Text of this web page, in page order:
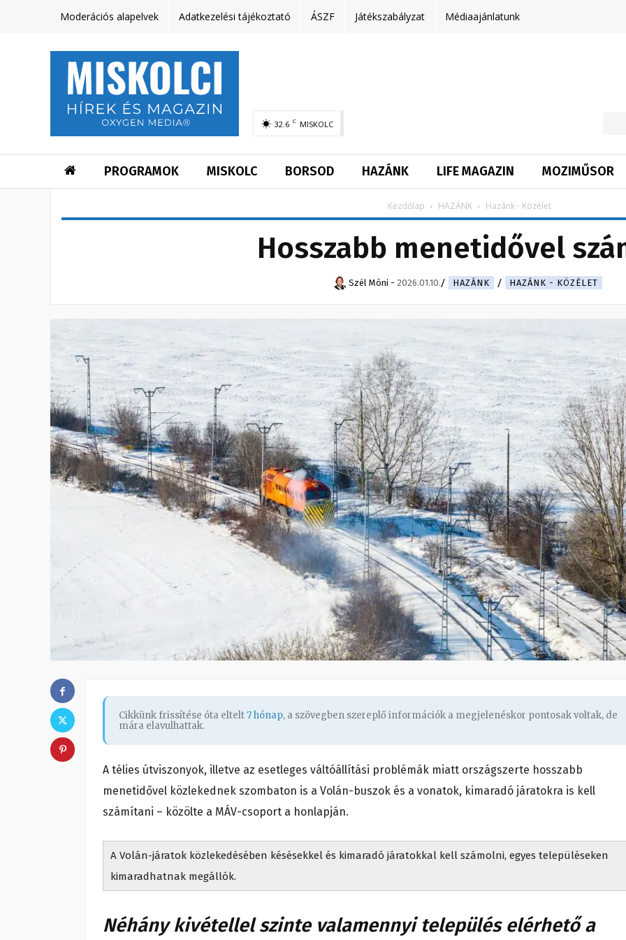
Moderációs alapelvek Adatkezelési tájékoztató ÁSZF Játékszabályzat Médiaajánlatunk
32.6 C MISKOLC
PROGRAMOK MISKOLC BORSOD HAZÁNK LIFE MAGAZIN MOZIMŰSOR
Kezdőlap HAZÁNK Hazánk - Közélet
Hosszabb menetidővel
Szél Móni - 2026.01.10. HAZÁNK HAZÁNK - KÖZÉLET
Cikkünk frissítése óta eltelt7 hónap, a szövegben szereplő információk a megjelenéskor pontosak voltak, de
mára elavulhattak.
A télies útviszonyok, illetve az esetleges váltóállítási problémák miatt országszerte hosszabb
menetidővel közlekednek szombaton is a Volán-buszok és a vonatok, kimaradó járatokra is kell
számítani – közölte a MÁV-csoport a honlapján.
A Volán-járatok közlekedésében késésekkel és kimaradó járatokkal kell számolni, egyes településeken
kimaradhatnak megállók.
Néhány kivétellel szinte valamennyi település elérhető a